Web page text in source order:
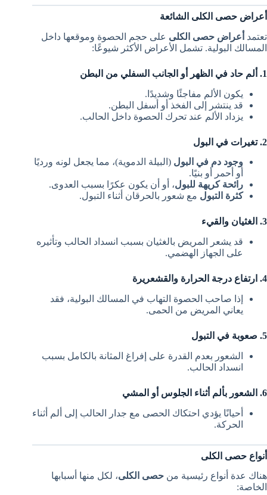
أعراض حصى الكلى الشائعة
تعتمد أعراض حصى الكلى على حجم الحصوة وموقعها داخل
المسالك البولية. تشمل الأعراض الأكثر شيوعًا:
1. ألم حاد في الظهر أو الجانب السفلي من البطن
يكون الألم مفاجئًا وشديدًا.
قد ينتشر إلى الفخذ أو أسفل البطن.
يزداد الألم عند تحرك الحصوة داخل الحالب.
2. تغيرات في البول
وجود دم في البول (البيلة الدموية)، مما يجعل لونه ورديًا
أو أحمر أو بنيًا.
رائحة كريهة للبول، أو أن يكون عكرًا بسبب العدوى.
كثرة التبول مع شعور بالحرقان أثناء التبول.
3. الغثيان والقيء
قد يشعر المريض بالغثيان بسبب انسداد الحالب وتأثيره
على الجهاز الهضمي.
4. ارتفاع درجة الحرارة والقشعريرة
إذا صاحب الحصوة التهاب في المسالك البولية، فقد
يعاني المريض من الحمى.
5. صعوبة في التبول
الشعور بعدم القدرة على إفراغ المثانة بالكامل بسبب
انسداد الحالب.
6. الشعور بألم أثناء الجلوس أو المشي
أحيانًا يؤدي احتكاك الحصى مع جدار الحالب إلى ألم أثناء
الحركة.
أنواع حصى الكلى
هناك عدة أنواع رئيسية من حصى الكلى، لكل منها أسبابها
الخاصة: